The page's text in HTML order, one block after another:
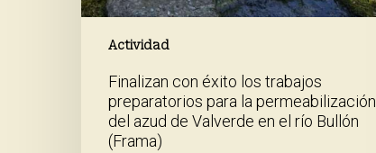
Actividad
azud
Valverde
Bullón
(Frama)
Finalizan con éxito los trabajos
preparatorios para la permeabilización
del azud de Valverde en el río Bullón
(Frama)